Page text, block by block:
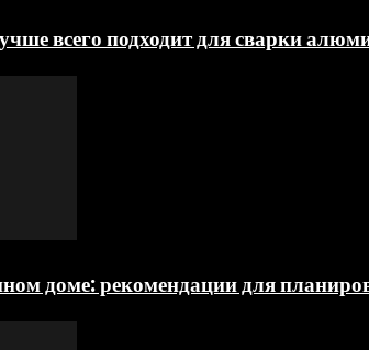
всего подходит для сварки
доме: рекомендации для